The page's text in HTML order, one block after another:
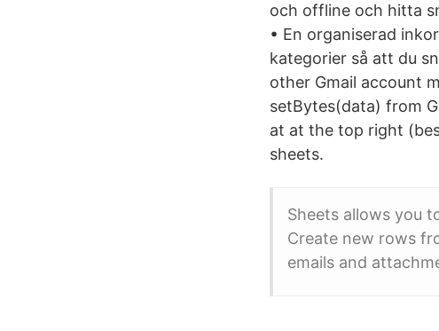
och offline och hitta
• En organiserad
kategorier så att du
other Gmail account
setBytes(data) from
at at the top right
sheets.
Sheets allows you
Create new rows
emails and